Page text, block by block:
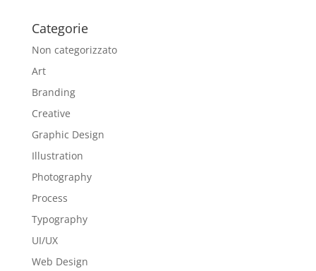
Categorie
Non categorizzato
Art
Branding
Creative
Graphic Design
Illustration
Photography
Process
Typography
UI/UX
Web Design